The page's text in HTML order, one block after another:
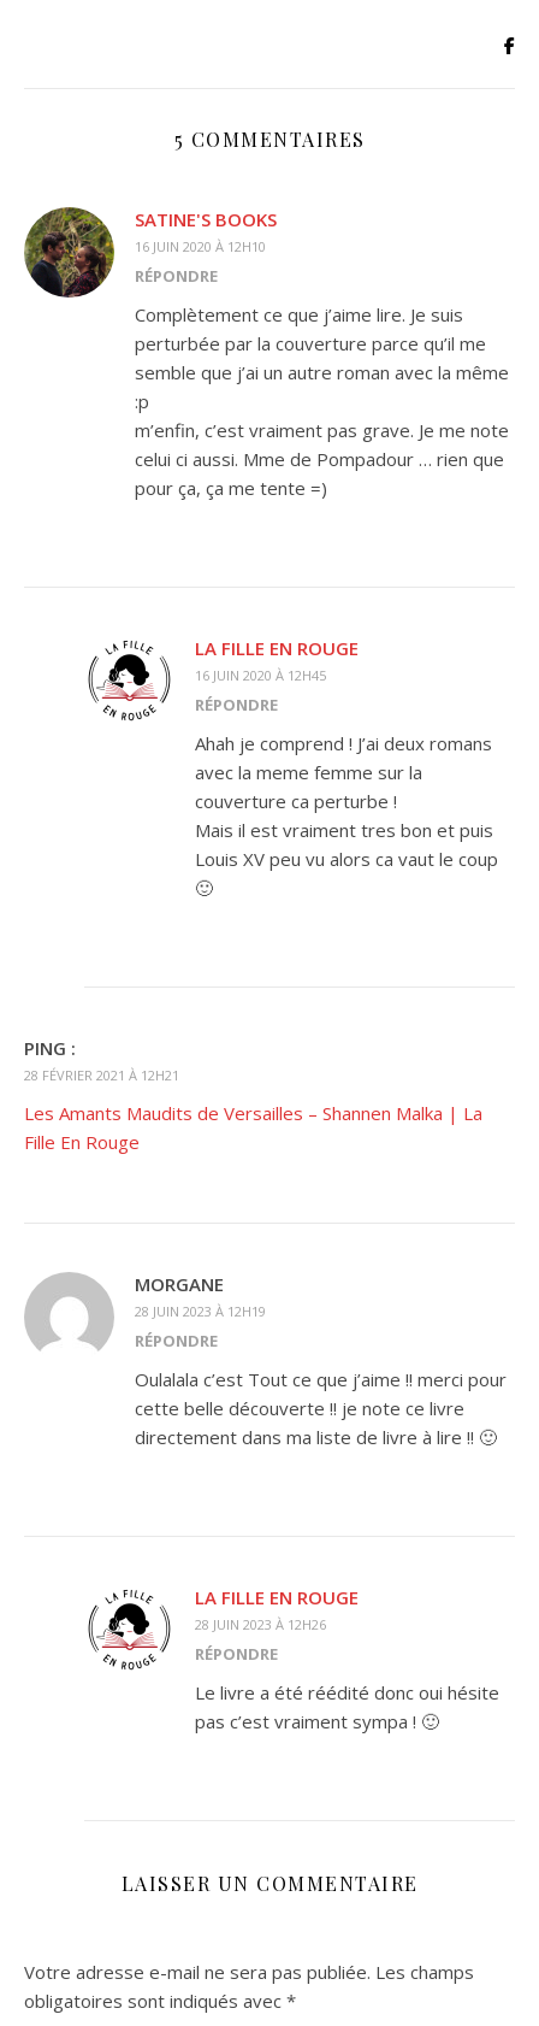
5 COMMENTAIRES
SATINE'S BOOKS
16 JUIN 2020 À 12H10
RÉPONDRE
Complètement ce que j’aime lire. Je suis
perturbée par la couverture parce qu’il me
semble que j’ai un autre roman avec la même
:p
m’enfin, c’est vraiment pas grave. Je me note
celui ci aussi. Mme de Pompadour … rien que
pour ça, ça me tente =)
LA FILLE EN ROUGE
16 JUIN 2020 À 12H45
RÉPONDRE
Ahah je comprend ! J’ai deux romans
avec la meme femme sur la
couverture ca perturbe !
Mais il est vraiment tres bon et puis
Louis XV peu vu alors ca vaut le coup
🙂
PING :
28 FÉVRIER 2021 À 12H21
Les Amants Maudits de Versailles – Shannen Malka | La
Fille En Rouge
MORGANE
28 JUIN 2023 À 12H19
RÉPONDRE
Oulalala c’est Tout ce que j’aime !! merci pour
cette belle découverte !! je note ce livre
directement dans ma liste de livre à lire !! 🙂
LA FILLE EN ROUGE
28 JUIN 2023 À 12H26
RÉPONDRE
Le livre a été réédité donc oui hésite
pas c’est vraiment sympa ! 🙂
LAISSER UN COMMENTAIRE
Votre adresse e-mail ne sera pas publiée. Les champs
obligatoires sont indiqués avec *